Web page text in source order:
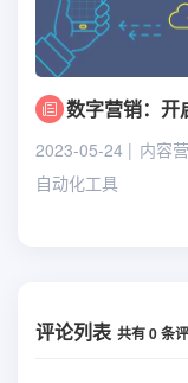
数字营销：开
2023-05-24 内容
自动化工具
评论列表 共有0条